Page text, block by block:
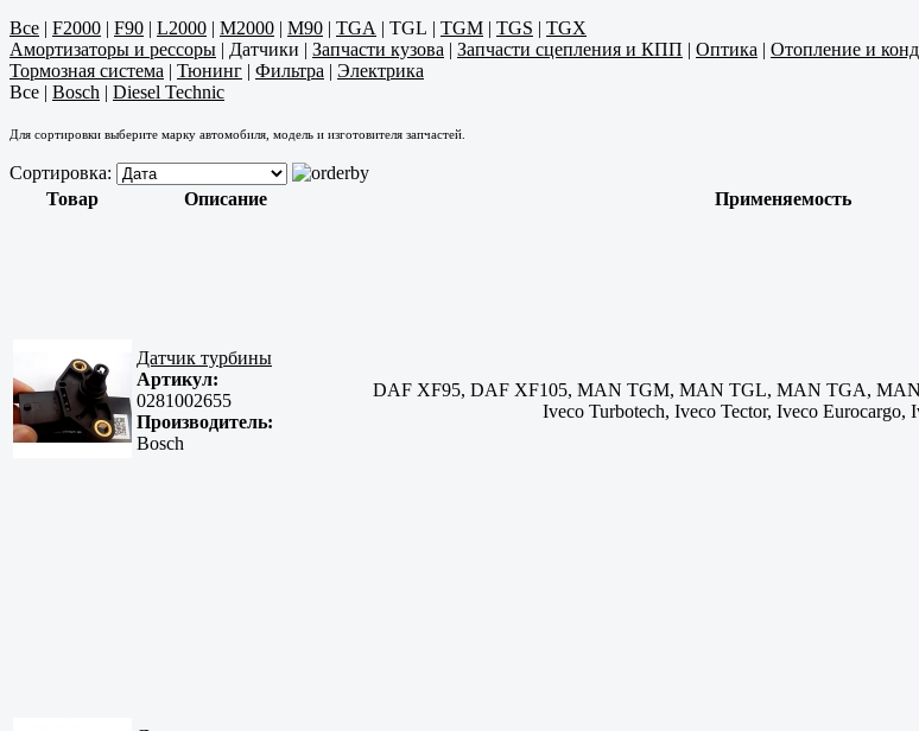
Все | F2000 | F90 | L2000 | M2000 | M90 | TGA | TGL | TGM | TGS | TGX
Амортизаторы и рессоры | Датчики | Запчасти кузова | Запчасти сцепления и КПП | Оптика | Отопление и
Тормозная система | Тюнинг | Фильтра | Электрика
Все | Bosch | Diesel Technic
Для сортировки выберите марку автомобиля, модель и изготовителя запчастей.
Сортировка:
Товар
Описание Применяемость
Датчик турбины
Артикул:
0281002655
Производитель:
Bosch
DAF XF95, DAF XF105, MAN TGM, MAN TGL, MAN TGA, MAN
Iveco Turbotech, Iveco Tector, Iveco Eurocargo,